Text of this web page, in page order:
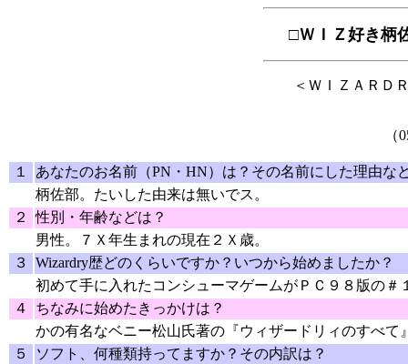
□ＷＩＺ好き柄
＜ＷＩＺＡＲＤ
１
あなたのお名前（PN・HN）は？その名前にした理由な
柄佐部。たいした由来は無いでス。
２
性別・年齢などは？
男性。７Ｘ年生まれの現在２Ｘ歳。
３
Wizardry歴どのくらいですか？いつから始めましたか？
初めて手に入れたコンシューマゲームがＰＣ９８版の
４
ちなみに始めたきっかけは？
かの有名なベニー松山氏著の『ウィザードリィのすべ
５
ソフト、何種類持ってますか？その内訳は？